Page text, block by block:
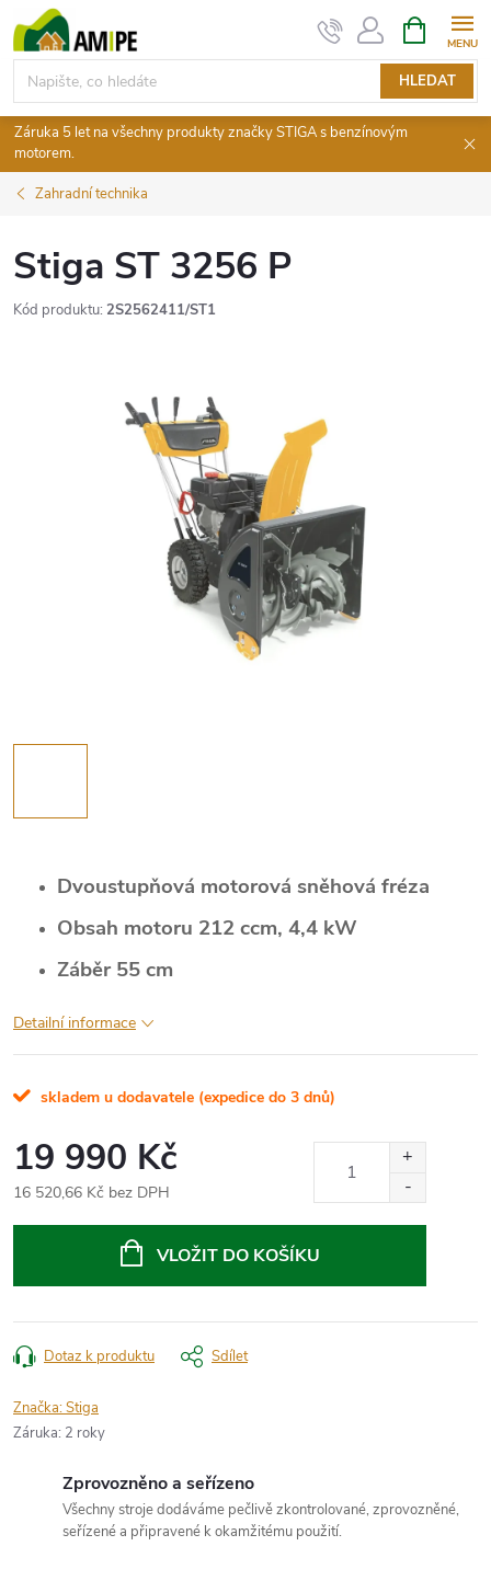
na
obsah
HLEDAT
NÁKUPNÍ
KOŠÍK
Záruka 5 let na všechny produkty značky STIGA s benzínovým
motorem.
Zahradní technika
Stiga ST 3256 P
Kód produktu: 2S2562411/ST1
Dvoustupňová motorová sněhová fréza
Obsah motoru 212 ccm, 4,4 kW
Záběr 55 cm
Detailní informace
skladem u dodavatele (expedice do 3 dnů)
19 990 Kč
16 520,66 Kč bez DPH
VLOŽIT DO KOŠÍKU
Dotaz k produktu Sdílet
Značka:Stiga
Záruka: 2 roky
Zprovozněno a seřízeno
Všechny stroje dodáváme pečlivě zkontrolované, zprovozněné,
seřízené a připravené k okamžitému použití.